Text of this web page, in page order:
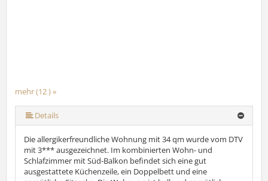
mehr (12 ) »
mehr (12 ) »
mehr (12 ) »
mehr (12 ) »
mehr (12 ) »
mehr (12 ) »
mehr (12 ) »
mehr (12 ) »
mehr (12 ) »
Details
Die allergikerfreundliche Wohnung mit 34 qm wurde vom DTV
mit 3*** ausgezeichnet. Im kombinierten Wohn- und
Schlafzimmer mit Süd-Balkon befindet sich eine gut
ausgestattete Küchenzeile, ein Doppelbett und eine